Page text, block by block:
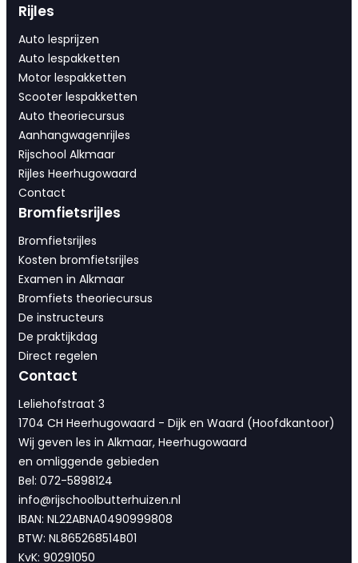
Rijles
Auto lesprijzen
Auto lespakketten
Motor lespakketten
Scooter lespakketten
Auto theoriecursus
Aanhangwagenrijles
Rijschool Alkmaar
Rijles Heerhugowaard
Contact
Bromfietsrijles
Bromfietsrijles
Kosten bromfietsrijles
Examen in Alkmaar
Bromfiets theoriecursus
De instructeurs
De praktijkdag
Direct regelen
Contact
Leliehofstraat 3
1704 CH Heerhugowaard - Dijk en Waard (Hoofdkantoor)
Wij geven les in Alkmaar, Heerhugowaard
en omliggende gebieden
Bel: 072-5898124
info@rijschoolbutterhuizen.nl
IBAN: NL22ABNA0490999808
BTW: NL865268514B01
KvK: 90291050